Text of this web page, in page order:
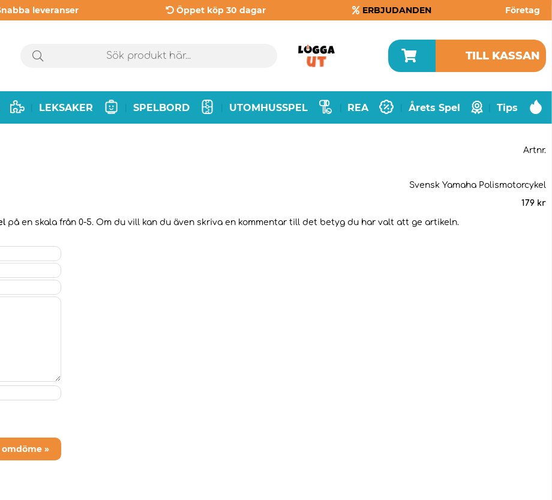
leveranser Öppet köp 30 dagar ERBJUDANDEN Företag
TILL KASSAN
LEKSAKER SPELBORD UTOMHUSSPEL REA Årets Spel Tips
Artnr.
Svensk Yamaha Polismotorcykel
179 kr
på en skala från 0-5. Om du vill kan du även skriva en kommentar till det betyg du har valt att ge artikeln.
»